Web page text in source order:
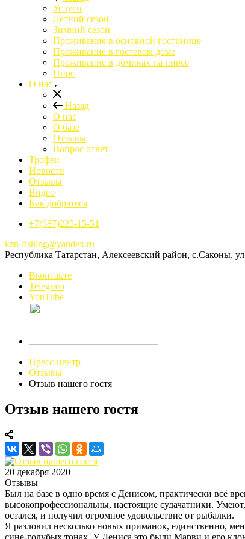
Услуги
Летний сезон
Зимний сезон
Проживание в основной гостинице
Проживание в гостевом доме
Проживание в домиках на пирсе
Пирс
О нас
Назад
О нас
О базе
Отзывы
Вопрос ответ
Трофеи
Новости
Отзывы
Видео
Как добраться
+7(987)225-15-51
kzn-fishing@yandex.ru
Республика Татарстан, Алексеевский район, с.Саконы,
Вконтакте
Telegram
YouTube
Пресс-центр
Отзывы
Отзыв нашего гостя
Отзыв нашего гостя
20 декабря 2020
Отзывы
Был на базе в одно время с Денисом, практически всё
высокопрофессиональны, настоящие судачатники.
остался, и получил огромное удовольствие от рыбалки.
Я разловил несколько новых приманок, единственно,
сине-голубых тонах. У Дениса это были Марви и его